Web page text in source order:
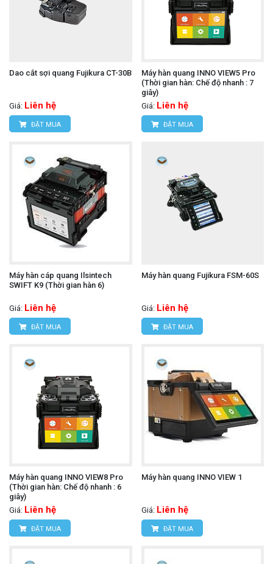
Dao cắt sợi quang Fujikura CT-30B
Giá: Liên hệ
ĐẶT MUA
Máy hàn quang INNO VIEW5 Pro
(Thời gian hàn: Chế độ nhanh : 7
giây)
Giá: Liên hệ
ĐẶT MUA
Máy hàn cáp quang Ilsintech
SWIFT K9 (Thời gian hàn 6)
Giá: Liên hệ
ĐẶT MUA
Máy hàn quang Fujikura FSM-60S
Giá: Liên hệ
ĐẶT MUA
Máy hàn quang INNO VIEW8 Pro
(Thời gian hàn: Chế độ nhanh : 6
giây)
Giá: Liên hệ
ĐẶT MUA
Máy hàn quang INNO VIEW 1
Giá: Liên hệ
ĐẶT MUA